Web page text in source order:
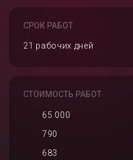
СРОК РАБОТ
21 рабочих дней
СТОИМОСТЬ РАБОТ
65 000
790
683